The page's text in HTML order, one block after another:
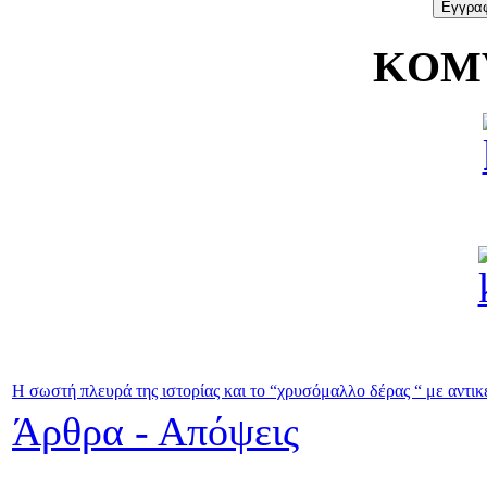
Η σωστή πλευρά της ιστορίας και το “χρυσόμαλλο δέρας “ με
Άρθρα - Απόψεις